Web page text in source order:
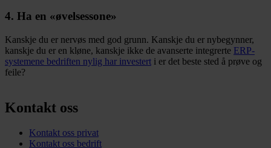
4. Ha en «øvelsessone»
Kanskje du er nervøs med god grunn. Kanskje du er nybegynner,
kanskje du er en kløne, kanskje ikke de avanserte integrerte ERP-
systemene bedriften nylig har investert i er det beste sted å prøve og
feile?
Kontakt oss
Kontakt oss privat
Kontakt oss bedrift